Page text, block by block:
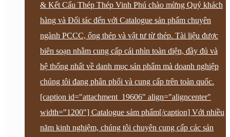
& Kết Cấu Thép Thép Vinh Phú chào mừng Quý khách
hàng và Đối tác đến với Catalogue sản phẩm chuyên
ngành PCCC, ống thép và vật tư từ thép. Tài liệu được
biên soạn nhằm cung cấp cái nhìn toàn diện, đầy đủ và
hệ thống nhất về danh mục sản phẩm mà doanh nghiệp
chúng tôi đang phân phối và cung cấp trên toàn quốc.
[caption id="attachment_19606" align="aligncenter"
width="1200"] Catalogue sảm phẩm[/caption] Với nhiều
năm kinh nghiệm, chúng tôi chuyên cung cấp các sản